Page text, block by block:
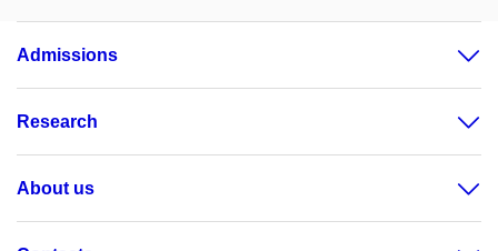
Admissions
Research
About us